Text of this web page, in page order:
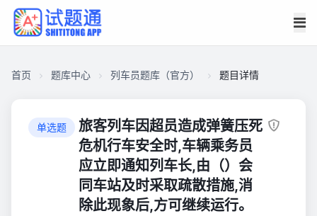
首页 题库中心 列车员题库（官方） 题目详情
单选题
旅客列车因超员造成弹簧压死
危机行车安全时,车辆乘务员
应立即通知列车长,由（）会
同车站及时采取疏散措施,消
除此现象后,方可继续运行。